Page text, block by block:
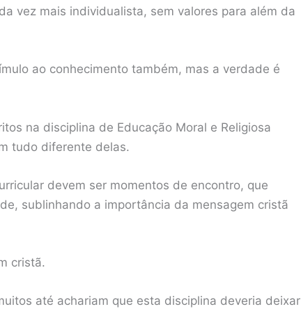
vez mais individualista, sem valores para além da
ao conhecimento também, mas a verdade é
na disciplina de Educação Moral e Religiosa
tudo diferente delas.
devem ser momentos de encontro, que
sublinhando a importância da mensagem cristã
cristã.
até achariam que esta disciplina deveria deixar